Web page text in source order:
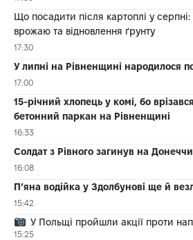
Що посадити після картоплі у
врожаю та відновлення ґрунту
17:30
У липні на Рівненщині народилося
17:00
15-річний хлопець у комі, бо
бетонний паркан на Рівненщині
16:33
Солдат з Рівного загинув на
16:08
П’яна водійка у Здолбунові ще й
15:42
У Польщі пройшли акції проти
15:25